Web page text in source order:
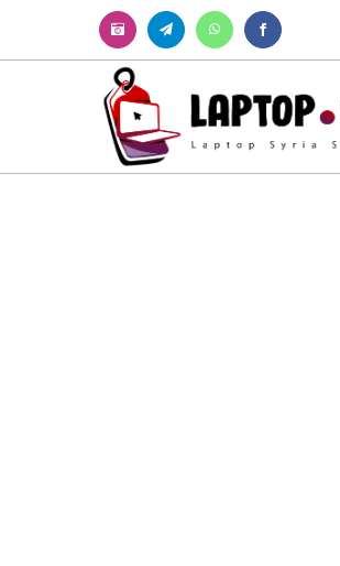
Facebook
WhatsApp
Telegram
Instagram